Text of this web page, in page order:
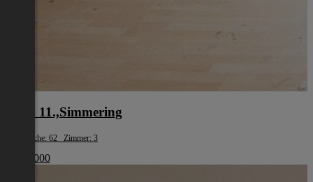
Wien 11.,Simmering
Wohnfläche: 62 Zimmer: 3
€ 179 000